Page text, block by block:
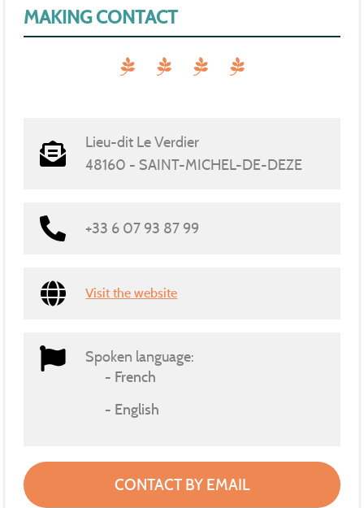
MAKING CONTACT
Lieu-dit Le Verdier
48160 - SAINT-MICHEL-DE-DEZE
+33 6 07 93 87 99
Visit the website
Spoken language:
French
English
CONTACT BY EMAIL